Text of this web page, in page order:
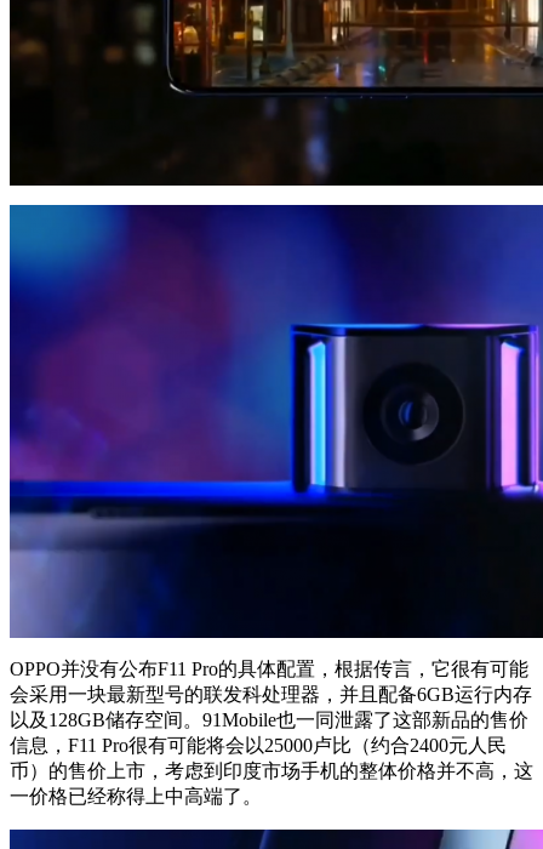
OPPO并没有公布F11 Pro的具体配置，根据传言，它很有可能
会采用一块最新型号的联发科处理器，并且配备6GB运行内存
以及128GB储存空间。91Mobile也一同泄露了这部新品的售价
信息，F11 Pro很有可能将会以25000卢比（约合2400元人民
币）的售价上市，考虑到印度市场手机的整体价格并不高，这
一价格已经称得上中高端了。